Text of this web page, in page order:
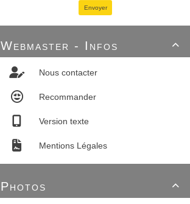
Envoyer

Webmaster - Infos
Nous contacter
Recommander
Version texte
Mentions Légales

Photos